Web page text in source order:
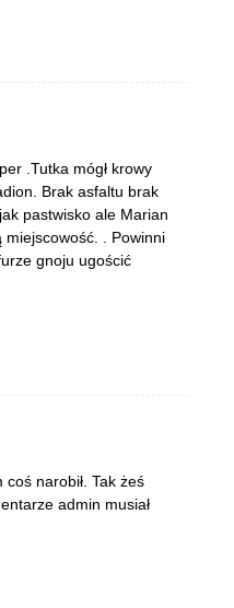
.Tutka mógł krowy
Brak asfaltu brak
pastwisko ale Marian
miejscowość. . Powinni
gnoju ugościć
narobił. Tak żeś
admin musiał